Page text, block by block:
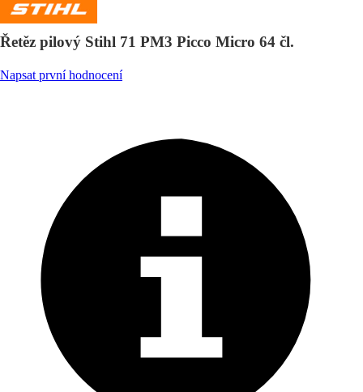
Řetěz pilový Stihl 71 PM3 Picco Micro 64 čl.
Napsat první hodnocení